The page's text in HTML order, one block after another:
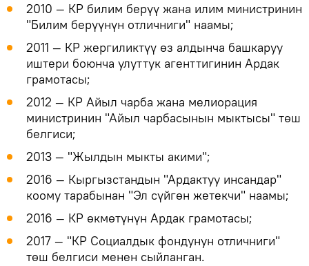
2010 — КР билим берүү жана илим министринин
"Билим берүүнүн отличниги" наамы;
2011 — КР жергиликтүү өз алдынча башкаруу
иштери боюнча улуттук агенттигинин Ардак
грамотасы;
2012 — КР Айыл чарба жана мелиорация
министринин "Айыл чарбасынын мыктысы" төш
белгиси;
2013 — "Жылдын мыкты акими";
2016 — Кыргызстандын "Ардактуу инсандар"
коому тарабынан "Эл сүйгөн жетекчи" наамы;
2016 — КР өкмөтүнүн Ардак грамотасы;
2017 — "КР Социалдык фондунун отличниги"
төш белгиси менен сыйланган.